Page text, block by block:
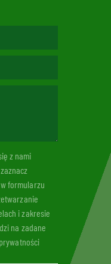
z nami
formularzu
i zakresie
na zadane